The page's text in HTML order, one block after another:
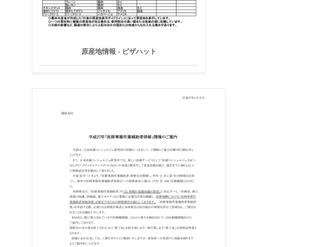
原産地情報 - ピザハット